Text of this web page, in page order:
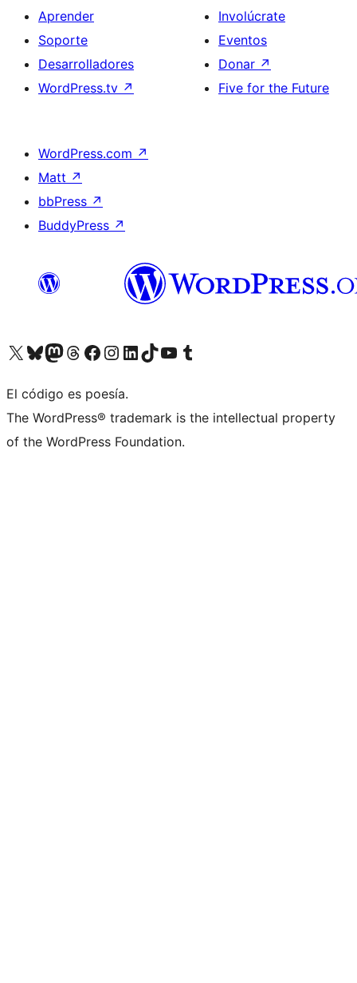
Aprender
Soporte
Desarrolladores
WordPress.tv ↗
Involúcrate
Eventos
Donar ↗
Five for the Future
WordPress.com ↗
Matt ↗
bbPress ↗
BuddyPress ↗
Visita nuestra cuenta de X (anteriormente Twitter)
Visita nuestra cuenta de Bluesky
Visita nuestra cuenta de Mastodon
Visita nuestra cuenta de Threads
Visita nuestra página de Facebook
Visita nuestra cuenta de Instagram
Visita nuestra cuenta de LinkedIn
Visita nuestra cuenta de TikTok
Visita nuestro canal de YouTube
Visita nuestra cuenta de Tumblr
El código es poesía.
The WordPress® trademark is the intellectual property
of the WordPress Foundation.